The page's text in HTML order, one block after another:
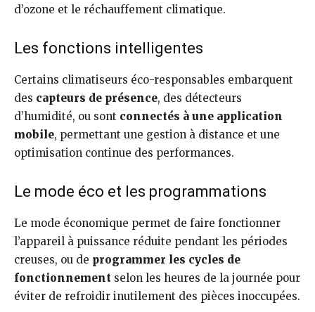
d’ozone et le réchauffement climatique.
Les fonctions intelligentes
Certains climatiseurs éco-responsables embarquent
des capteurs de présence, des détecteurs
d’humidité, ou sont connectés à une application
mobile, permettant une gestion à distance et une
optimisation continue des performances.
Le mode éco et les programmations
Le mode économique permet de faire fonctionner
l’appareil à puissance réduite pendant les périodes
creuses, ou de programmer les cycles de
fonctionnement selon les heures de la journée pour
éviter de refroidir inutilement des pièces inoccupées.